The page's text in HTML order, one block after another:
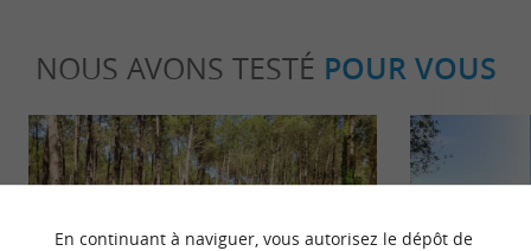
NOUS AVONS TESTÉ POUR VOUS
En continuant à naviguer, vous autorisez le dépôt de